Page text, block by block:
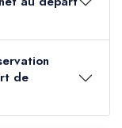
de